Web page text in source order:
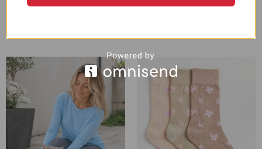
Hlačke z ožjim pasom | 80%
Ženska pižama iz bambusa in